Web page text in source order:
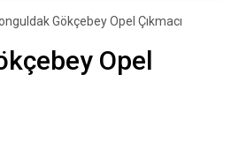
Gökçebey Opel Çıkmacı
Opel